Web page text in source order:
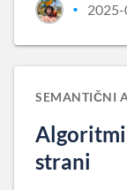
•
SEMANTIČNI
strani